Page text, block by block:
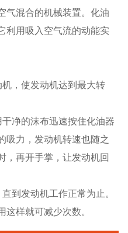
气混合的机械装置。化油
利用吸入空气流的动能实
，使发动机达到最大转
净的沫布迅速按住化油器
吸力，发动机转速也随之
，再开手掌，让发动机回
到发动机工作正常为止。
样就可减少次数。